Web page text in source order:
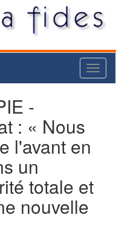
-
: « Nous
l'avant en
un
totale et
nouvelle